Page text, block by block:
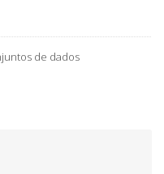
de dados